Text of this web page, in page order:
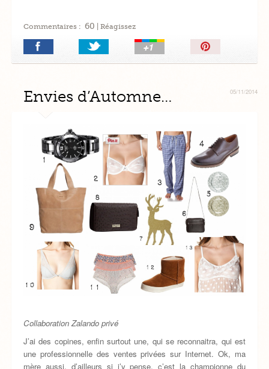
Commentaires : 60 | Réagissez
Épingler!
05/11/2014
Envies d’Automne…
Collaboration Zalando privé
J’ai des copines, enfin surtout une, qui se reconnaitra, qui est
une professionnelle des ventes privées sur Internet. Ok, ma
mère aussi, d’ailleurs si j’y pense, c’est la championne du